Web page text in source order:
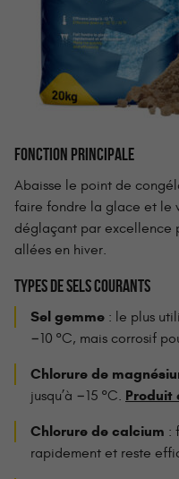
FONCTION PRINCIPALE
Abaisse le point de
faire fondre la glace et le
déglaçant par excellence
allées en hiver.
TYPES DE SELS COURANTS
Sel gemme : le plus
−10 °C, mais corrosif
Chlorure de
jusqu’à −15 °C. Produit
Chlorure de calcium :
rapidement et reste